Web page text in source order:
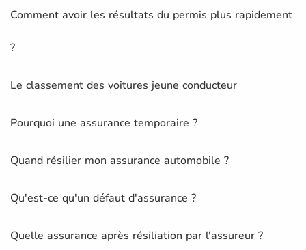
Comment avoir les résultats du permis plus rapidement
?
Le classement des voitures jeune conducteur
Pourquoi une assurance temporaire ?
Quand résilier mon assurance automobile ?
Qu'est-ce qu'un défaut d'assurance ?
Quelle assurance après résiliation par l'assureur ?